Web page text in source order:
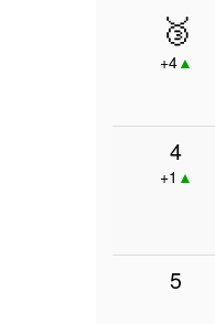
🥉
+4▲
4
+1 ▲
5